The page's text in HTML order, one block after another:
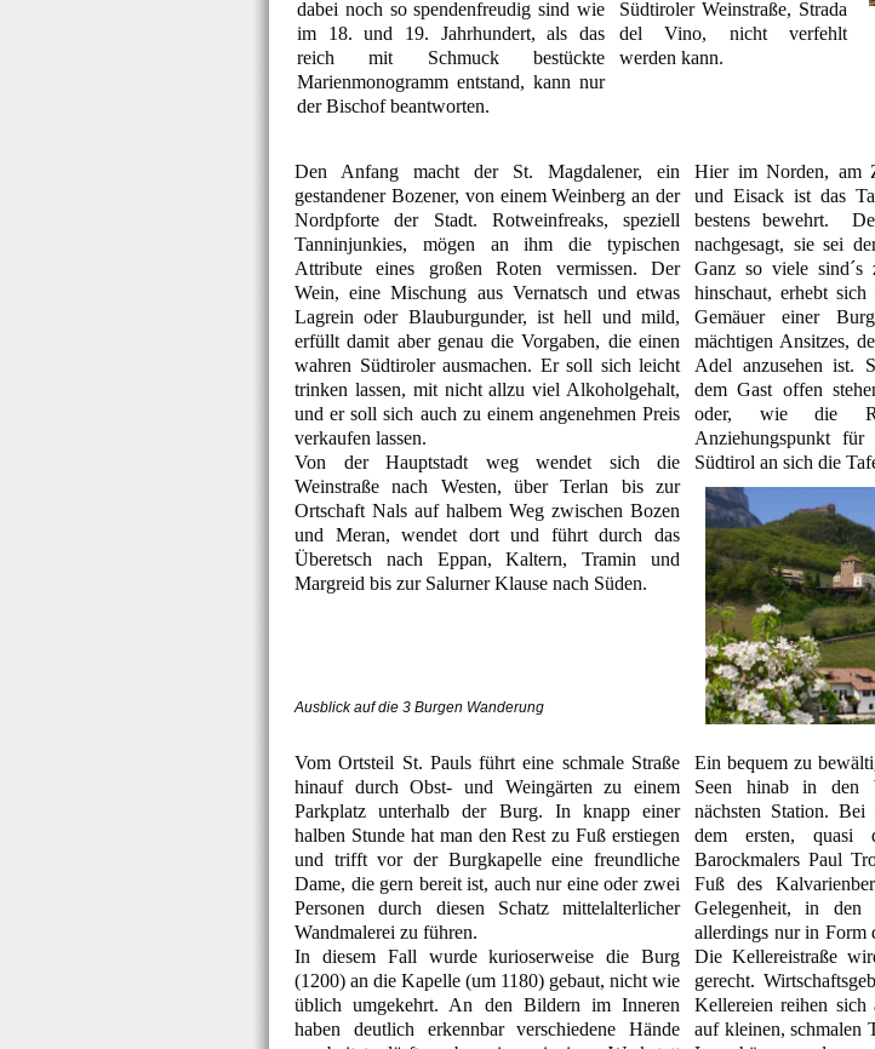
dabei noch so spendenfreudig sind wie
im 18. und 19. Jahrhundert, als das
reich mit Schmuck bestückte
Marienmonogramm entstand, kann nur
der Bischof beantworten.
Südtiroler Weinstraße, Strada
del Vino, nicht verfehlt
werden kann.
Den Anfang macht der St. Magdalener, ein
gestandener Bozener, von einem Weinberg an der
Nordpforte der Stadt. Rotweinfreaks, speziell
Tanninjunkies, mögen an ihm die typischen
Attribute eines großen Roten vermissen. Der
Wein, eine Mischung aus Vernatsch und etwas
Lagrein oder Blauburgunder, ist hell und mild,
erfüllt damit aber genau die Vorgaben, die einen
wahren Südtiroler ausmachen. Er soll sich leicht
trinken lassen, mit nicht allzu viel Alkoholgehalt,
und er soll sich auch zu einem angenehmen Preis
verkaufen lassen.
Von der Hauptstadt weg wendet sich die
Weinstraße nach Westen, über Terlan bis zur
Ortschaft Nals auf halbem Weg zwischen Bozen
und Meran, wendet dort und führt durch das
Überetsch nach Eppan, Kaltern, Tramin und
Margreid bis zur Salurner Klause nach Süden.
Ausblick auf die 3 Burgen Wanderung
Hier im Norden, am
und Eisack ist das
bestens bewehrt.
nachgesagt, sie sei
Ganz so viele
hinschaut, erhebt
Gemäuer einer
mächtigen Ansitzes,
Adel anzusehen ist.
dem Gast offen
oder, wie die
Anziehungspunkt
Südtirol an sich die
Vom Ortsteil St. Pauls führt eine schmale Straße
hinauf durch Obst- und Weingärten zu einem
Parkplatz unterhalb der Burg. In knapp einer
halben Stunde hat man den Rest zu Fuß erstiegen
und trifft vor der Burgkapelle eine freundliche
Dame, die gern bereit ist, auch nur eine oder zwei
Personen durch diesen Schatz mittelalterlicher
Wandmalerei zu führen.
In diesem Fall wurde kurioserweise die Burg
(1200) an die Kapelle (um 1180) gebaut, nicht wie
üblich umgekehrt. An den Bildern im Inneren
haben deutlich erkennbar verschiedene Hände
Ein bequem zu
Seen hinab in den
nächsten Station.
dem ersten, quasi
Barockmalers Paul
Fuß des
Gelegenheit, in den
allerdings nur in Form
Die Kellereistraße
gerecht.
Kellereien reihen sich
auf kleinen, schmalen